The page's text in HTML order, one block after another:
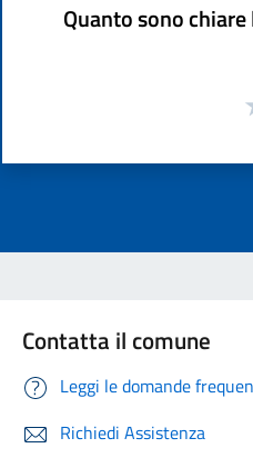
Quanto sono
Contatta il comune
Leggi le domande
Richiedi Assistenza